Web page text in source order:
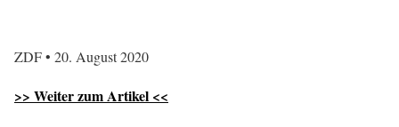
ZDF • 20. August 2020
>> Weiter zum Artikel <<